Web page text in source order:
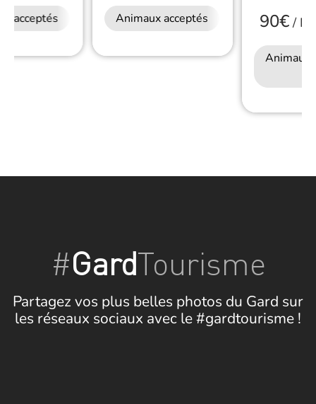
acceptés Animaux acceptés 90€/
Animaux
#GardTourisme
Partagez vos plus belles photos du Gard sur
les réseaux sociaux avec le #gardtourisme !